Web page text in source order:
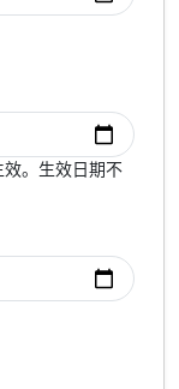
。生效日期不